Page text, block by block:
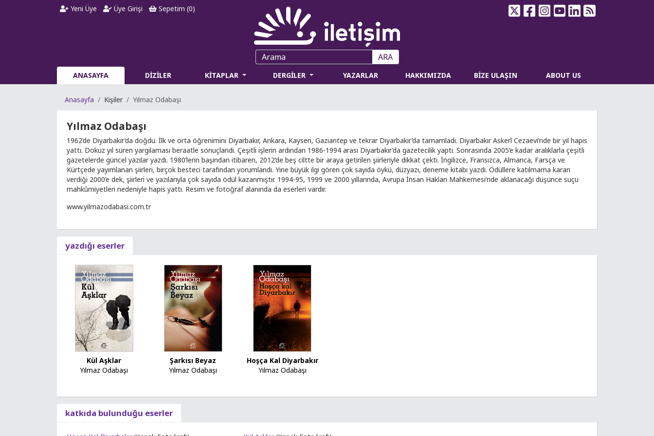
Yeni Üye Üye Girişi Sepetim (0)
ARA
ANASAYFA DİZİLER KİTAPLAR DERGİLER YAZARLAR HAKKIMIZDA BİZE ULAŞIN ABOUT US
Anasayfa Kişiler Yılmaz Odabaşı
Yılmaz Odabaşı
1962’de Diyarbakır’da doğdu. İlk ve orta öğrenimini Diyarbakır, Ankara, Kayseri, Gaziantep ve tekrar Diyarbakır’da tamamladı. Diyarbakır Askerî Cezaevi’nde bir yıl hapis
yattı. Dokuz yıl süren yargılaması beraatle sonuçlandı. Çeşitli işlerin ardından 1986-1994 arası Diyarbakır’da gazetecilik yaptı. Sonrasında 2005’e kadar aralıklarla çeşitli
gazetelerde güncel yazılar yazdı. 1980’lerin başından itibaren, 2012’de beş ciltte bir araya getirilen şiirleriyle dikkat çekti. İngilizce, Fransızca, Almanca, Farsça ve
Kürtçede yayımlanan şiirleri, birçok besteci tarafından yorumlandı. Yine büyük ilgi gören çok sayıda öykü, düzyazı, deneme kitabı yazdı. Ödüllere katılmama kararı
verdiği 2000’e dek, şiirleri ve yazılarıyla çok sayıda ödül kazanmıştır. 1994-95, 1999 ve 2000 yıllarında, Avrupa İnsan Hakları Mahkemesi’nde aklanacağı düşünce suçu
mahkûmiyetleri nedeniyle hapis yattı. Resim ve fotoğraf alanında da eserleri vardır.
www.yilmazodabasi.com.tr
yazdığı eserler
Kül Aşklar
Yılmaz Odabaşı
Şarkısı Beyaz
Yılmaz Odabaşı
Hoşça Kal Diyarbakır
Yılmaz Odabaşı
katkıda bulunduğu eserler